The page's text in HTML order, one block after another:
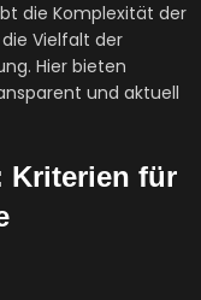
die Komplexität der
Vielfalt der
Hier bieten
und aktuell
Kriterien für